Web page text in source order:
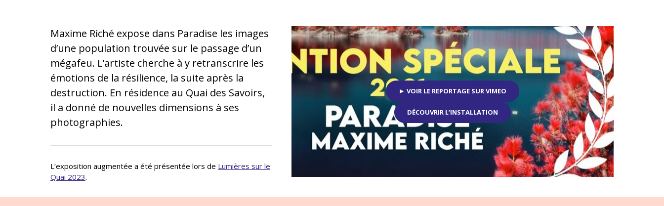
Maxime Riché expose dans Paradise les images
d’une population trouvée sur le passage d’un
mégafeu. L’artiste cherche à y retranscrire les
émotions de la résilience, la suite après la
destruction. En résidence au Quai des Savoirs,
il a donné de nouvelles dimensions à ses
photographies.
L’exposition augmentée a été présentée lors de Lumières sur le
Quai 2023.
► VOIR LE REPORTAGE SUR VIMEO
DÉCOUVRIR L’INSTALLATION